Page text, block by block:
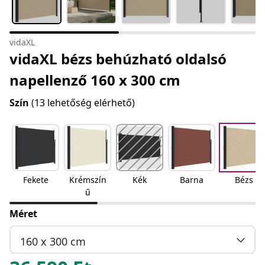
vidaXL
vidaXL bézs behúzható oldalsó
napellenző 160 x 300 cm
Szín (13 lehetőség elérhető)
Fekete
Krémszín
ű
Kék Barna Bézs
Méret
160 x 300 cm